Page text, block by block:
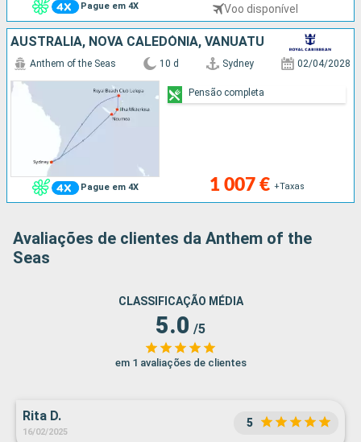
Pague em 4X Voo disponível
AUSTRALIA, NOVA CALEDÓNIA, VANUATU
Pague em 4X
Anthem of the Seas 10 d Sydney 02/04/2028
1 007 € +Taxas
Pensão completa
Avaliações de clientes da Anthem of the
Seas
CLASSIFICAÇÃO MÉDIA
5.0 /5
em 1 avaliações de clientes
Rita D.
16/02/2025
5